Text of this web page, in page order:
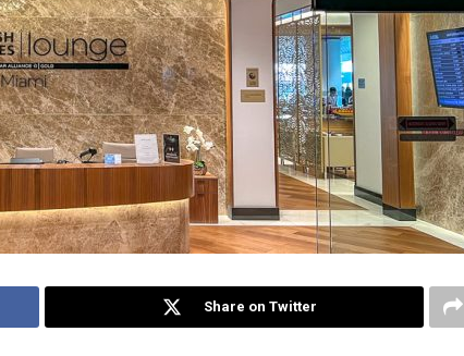
Share on Twitter